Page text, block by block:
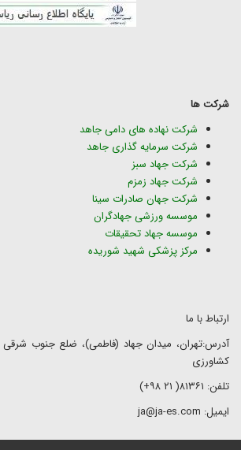
شرکت ها
شرکت نهاده های دامی جاهد
شرکت سرمایه گذاری جاهد
شرکت جهاد سبز
شرکت جهاد زمزم
شرکت جهان صادرات سینا
موسسه ورزشی جهادگران
موسسه جهاد تحقیقات
مرکز پزشکی شهید شوریده
ارتباط با ما
کشاورزی
تلفن: ۸۱۳۶۱( ۲۱ ۹۸+)
ایمیل: ja@ja-es.com